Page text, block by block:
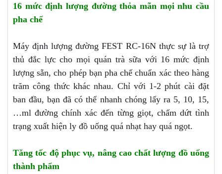
16 mức định lượng đường thỏa mãn mọi nhu cầu
pha chế
Máy định lượng đường FEST RC-16N thực sự là trợ
thủ đắc lực cho mọi quán trà sữa với 16 mức định
lượng sẵn, cho phép bạn pha chế chuẩn xác theo hàng
trăm công thức khác nhau. Chỉ với 1-2 phút cài đặt
ban đầu, bạn đã có thể nhanh chóng lấy ra 5, 10, 15,
…ml đường chính xác đến từng giọt, chấm dứt tình
trạng xuất hiện ly đồ uống quá nhạt hay quá ngọt.
Tăng tốc độ phục vụ, nâng cao chất lượng đồ uống
thành phẩm